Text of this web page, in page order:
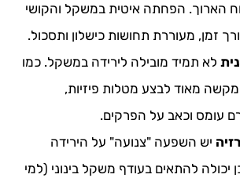
הארוך. הפחתה איטית במשקל והקושי
זמן, מעוררת תחושות כישלון ותסכול.
לא תמיד מובילה לירידה במשקל. כמו
מאוד לבצע מטלות פיזיות,
עומס וכאב על הפרקים.
יש השפעה "צנועה" על הירידה
יכולה להתאים בעודף משקל בינוני (למי